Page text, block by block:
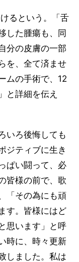
るという。「舌
した腫瘍も、同
分の皮膚の一部
を、全て済ませ
ムの手術で、12
と詳細を伝え
いろ後悔しても
ジティブに生き
ぱい闘って、必
皆様の前で、歌
「その為にも頑
す。皆様にはど
思います」と呼
時に、時々更新
しました。私は